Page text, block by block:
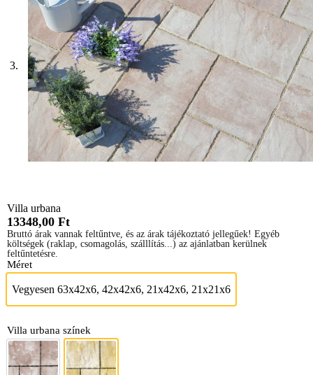
Villa urbana
13348,00 Ft
Bruttó árak vannak feltűntve, és az árak tájékoztató jellegűek! Egyéb
költségek (raklap, csomagolás, szálllítás...) az ajánlatban kerülnek
feltűntetésre.
Méret
Vegyesen 63x42x6, 42x42x6, 21x42x6, 21x21x6
Vegyesen 63x42x6, 42x42x6, 21x42x6,
Villa urbana színek
Barna-fehér Sárga-fehér